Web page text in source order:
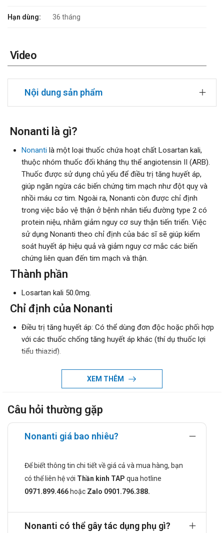
Hạn dùng: 36 tháng
Video
Nội dung sản phẩm
Nonanti là gì?
Nonanti là một loại thuốc chứa hoạt chất Losartan kali,
thuộc nhóm thuốc đối kháng thụ thể angiotensin II (ARB).
Thuốc được sử dụng chủ yếu để điều trị tăng huyết áp,
giúp ngăn ngừa các biến chứng tim mạch như đột quỵ và
nhồi máu cơ tim. Ngoài ra, Nonanti còn được chỉ định
trong việc bảo vệ thận ở bệnh nhân tiểu đường type 2 có
protein niệu, nhằm giảm nguy cơ suy thận tiến triển. Việc
sử dụng Nonanti theo chỉ định của bác sĩ sẽ giúp kiểm
soát huyết áp hiệu quả và giảm nguy cơ mắc các biến
chứng liên quan đến tim mạch và thận.
Thành phần
Losartan kali 50.0mg.
Chỉ định của Nonanti
Điều trị tăng huyết áp: Có thể dùng đơn độc hoặc phối hợp
với các thuốc chống tăng huyết áp khác (thí dụ thuốc lợi
tiểu thiazid).
các chất ức chế ACE. Losartan đang được thử nghiệm
trong điều trị suy tim.
angiotensin, nên cũng có thể dùng điều trị suy tim giống
như các chỉ định của thuốc ức chế ACE.
Chống chỉ định khi dùng Nonanti
phẩm.
Cách dùng và liều dùng của Nonanti
Có thể uống losartan khi đói hay no.
XEM THÊM
Câu hỏi thường gặp
Nonanti giá bao nhiêu?
Để biết thông tin chi tiết về giá cả và mua hàng, bạn
có thể liên hệ với Thần kinh TAP qua hotline
0971.899.466 hoặc Zalo 0901.796.388.
Nonanti có thể gây tác dụng phụ gì?